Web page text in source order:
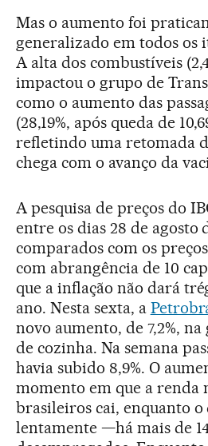
Mas o aumento foi
generalizado em todos os
A alta dos combustíveis
impactou o grupo de
como o aumento das
(28,19%, após queda de
refletindo uma retomada
chega com o avanço da
A pesquisa de preços do
entre os dias 28 de agosto
comparados com os
com abrangência de 10
que a inflação não dará
ano. Nesta sexta, a
novo aumento, de 7,2%, na
de cozinha. Na semana
havia subido 8,9%. O
momento em que a renda
brasileiros cai, enquanto o
lentamente —há mais de